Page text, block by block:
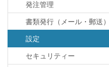
発注管理
書類発行（メール・郵送）
設定
セキュリティー